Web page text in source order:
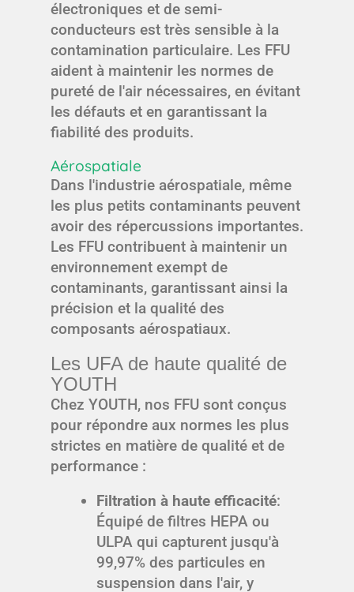
électroniques et de semi-
conducteurs est très sensible à la
contamination particulaire. Les FFU
aident à maintenir les normes de
pureté de l'air nécessaires, en évitant
les défauts et en garantissant la
fiabilité des produits.
Aérospatiale
Dans l'industrie aérospatiale, même
les plus petits contaminants peuvent
avoir des répercussions importantes.
Les FFU contribuent à maintenir un
environnement exempt de
contaminants, garantissant ainsi la
précision et la qualité des
composants aérospatiaux.
Les UFA de haute qualité de
YOUTH
Chez YOUTH, nos FFU sont conçus
pour répondre aux normes les plus
strictes en matière de qualité et de
performance :
Filtration à haute efficacité:
Équipé de filtres HEPA ou
ULPA qui capturent jusqu'à
99,97% des particules en
suspension dans l'air, y